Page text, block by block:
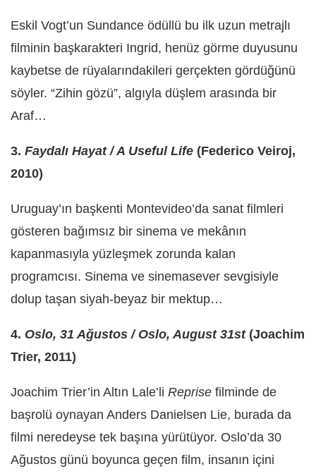
Eskil Vogt’un Sundance ödüllü bu ilk uzun metrajlı
filminin başkarakteri Ingrid, henüz görme duyusunu
kaybetse de rüyalarındakileri gerçekten gördüğünü
söyler. “Zihin gözü”, algıyla düşlem arasında bir
Araf…
3. Faydalı Hayat / A Useful Life (Federico Veiroj,
2010)
Uruguay’ın başkenti Montevideo’da sanat filmleri
gösteren bağımsız bir sinema ve mekânın
kapanmasıyla yüzleşmek zorunda kalan
programcısı. Sinema ve sinemasever sevgisiyle
dolup taşan siyah-beyaz bir mektup…
4. Oslo, 31 Ağustos / Oslo, August 31st(Joachim
Trier, 2011)
Joachim Trier’in Altın Lale’li Reprise filminde de
başrolü oynayan Anders Danielsen Lie, burada da
filmi neredeyse tek başına yürütüyor. Oslo’da 30
Ağustos günü boyunca geçen film, insanın içini